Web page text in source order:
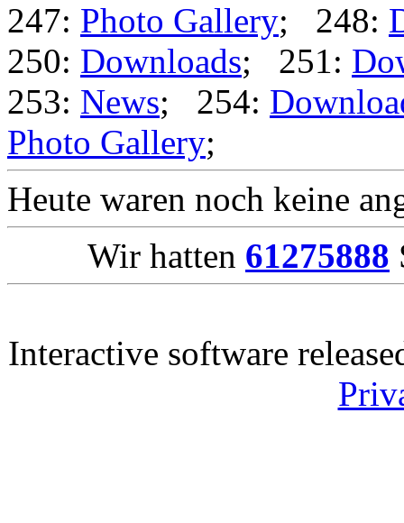
247: Photo Gallery; 248:
250: Downloads; 251:
253: News; 254:
Photo Gallery;
Heute waren noch keine
Wir hatten 61275888
Interactive software